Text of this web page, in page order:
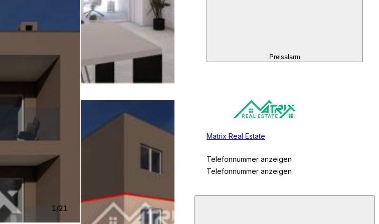
1/21
Preisalarm
Matrix Real Estate
Telefonnummer anzeigen
Telefonnummer anzeigen